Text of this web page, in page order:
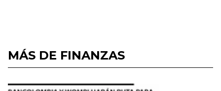
MÁS DE FINANZAS